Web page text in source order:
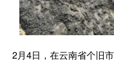
2月4日，在云南省个旧市